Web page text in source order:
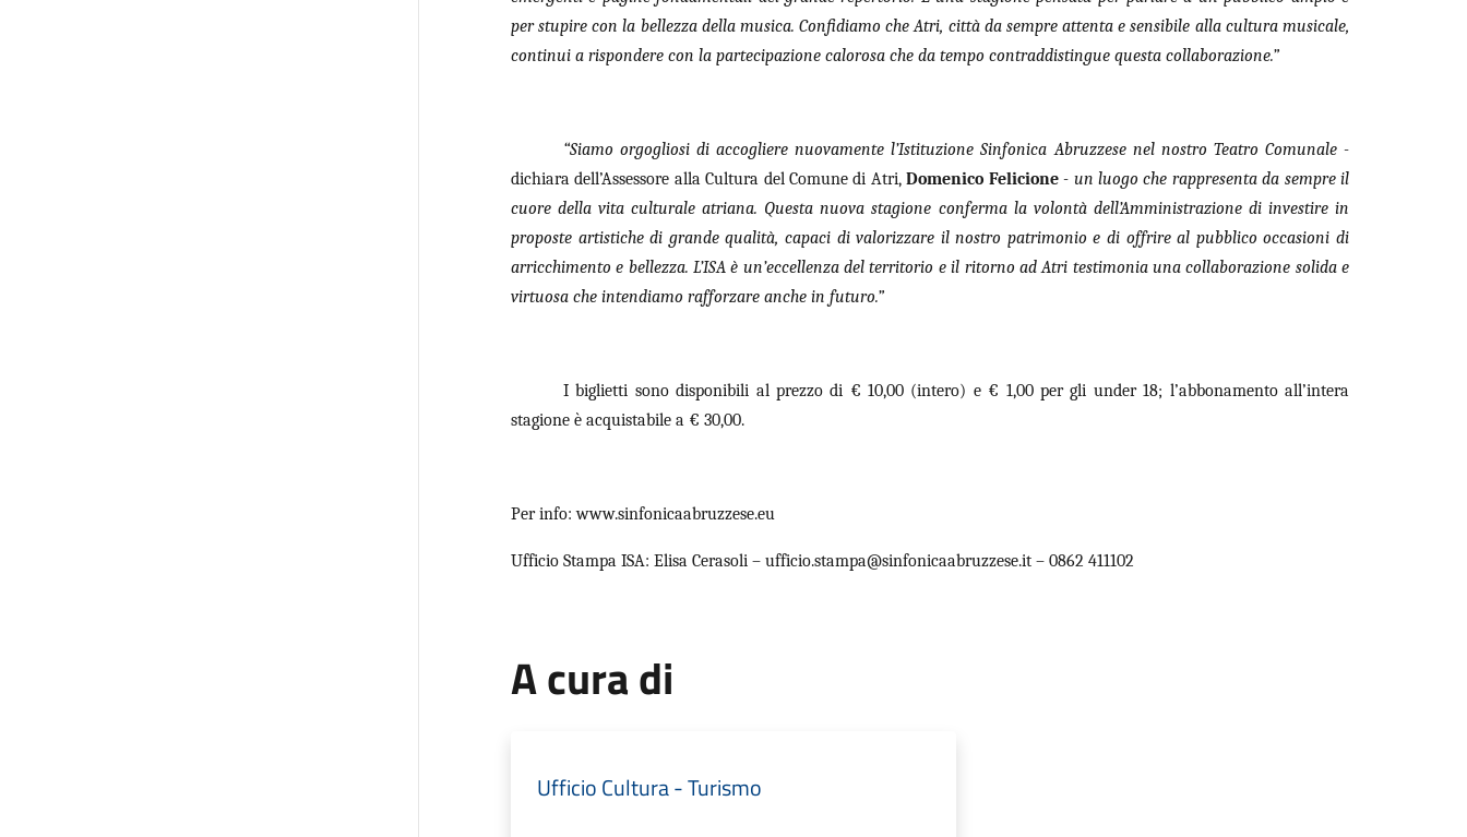
per stupire con la bellezza della musica. Confidiamo che Atri, città da sempre attenta e sensibile alla cultura musicale,
continui a rispondere con la partecipazione calorosa che da tempo contraddistingue questa collaborazione.”
“Siamo orgogliosi di accogliere nuovamente l’Istituzione Sinfonica Abruzzese nel nostro Teatro Comunale -
dichiara dell’Assessore alla Cultura del Comune di Atri,Domenico Felicione- un luogo che rappresenta da sempre il
cuore della vita culturale atriana. Questa nuova stagione conferma la volontà dell’Amministrazione di investire in
proposte artistiche di grande qualità, capaci di valorizzare il nostro patrimonio e di offrire al pubblico occasioni di
arricchimento e bellezza. L’ISA è un’eccellenza del territorio e il ritorno ad Atri testimonia una collaborazione solida e
virtuosa che intendiamo rafforzare anche in futuro.”
I biglietti sono disponibili al prezzo di € 10,00 (intero) e € 1,00 per gli under 18; l’abbonamento all’intera
stagione è acquistabile a € 30,00.
Per info: www.sinfonicaabruzzese.eu
Ufficio Stampa ISA: Elisa Cerasoli – ufficio.stampa@sinfonicaabruzzese.it – 0862 411102
A cura di
Ufficio Cultura - Turismo